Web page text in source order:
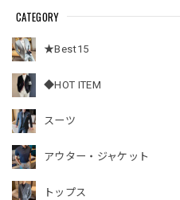
CATEGORY
★Best15
◆HOT ITEM
スーツ
アウター・ジャケット
トップス